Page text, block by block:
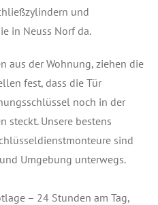
und
in Neuss Norf da.
aus der Wohnung, ziehen die
fest, dass die Tür
noch in der
steckt. Unsere bestens
sind
Umgebung unterwegs.
– 24 Stunden am Tag,